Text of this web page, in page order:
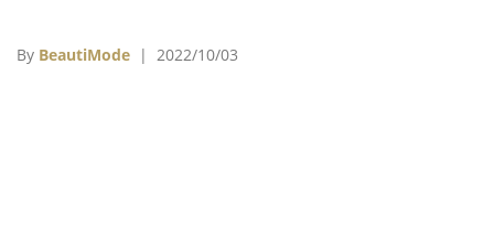
McQueen大秀的即視感，然而不同的是，這些「噴漆」
By BeautiMode | 2022/10/03